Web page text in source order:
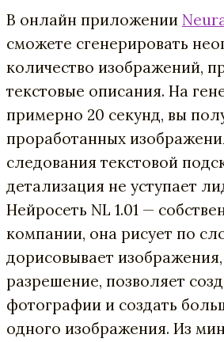
В онлайн приложении
сможете сгенерировать
количество изображений,
текстовые описания. На
примерно 20 секунд, вы
проработанных
следования текстовой
детализация не уступает
Нейросеть NL 1.01 —
компании, она рисует по
дорисовывает
разрешение, позволяет
фотографии и создать
одного изображения. Из